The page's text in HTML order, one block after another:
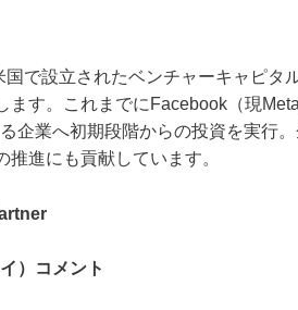
で設立されたベンチャーキャピタ
す。これまでにFacebook（現
企業へ初期段階からの投資を実行
進にも貢献しています。
）コメント